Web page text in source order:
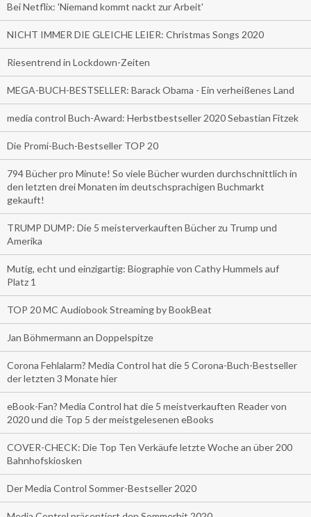
Bei Netflix: 'Niemand kommt nackt zur Arbeit'
NICHT IMMER DIE GLEICHE LEIER: Christmas Songs 2020
Riesentrend in Lockdown-Zeiten
MEGA-BUCH-BESTSELLER: Barack Obama - Ein verheißenes Land
media control Buch-Award: Herbstbestseller 2020 Sebastian Fitzek
Die Promi-Buch-Bestseller TOP 20
794 Bücher pro Minute! So viele Bücher wurden durchschnittlich in
den letzten drei Monaten im deutschsprachigen Buchmarkt
gekauft!
TRUMP DUMP: Die 5 meisterverkauften Bücher zu Trump und
Amerika
Mutig, echt und einzigartig: Biographie von Cathy Hummels auf
Platz 1
TOP 20 MC Audiobook Streaming by BookBeat
Jan Böhmermann an Doppelspitze
Corona Fehlalarm? Media Control hat die 5 Corona-Buch-Bestseller
der letzten 3 Monate hier
eBook-Fan? Media Control hat die 5 meistverkauften Reader von
2020 und die Top 5 der meistgelesenen eBooks
COVER-CHECK: Die Top Ten Verkäufe letzte Woche an über 200
Bahnhofskiosken
Der Media Control Sommer-Bestseller 2020